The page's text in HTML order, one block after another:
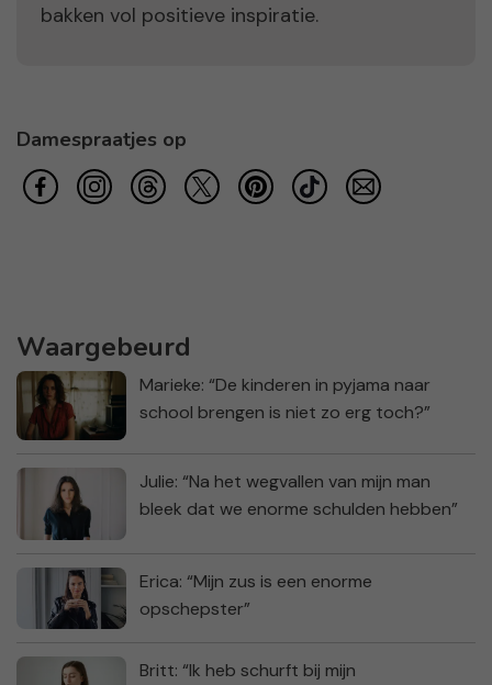
bakken vol positieve inspiratie.
Damespraatjes op
Waargebeurd
Marieke: “De kinderen in pyjama naar
school brengen is niet zo erg toch?”
Julie: “Na het wegvallen van mijn man
bleek dat we enorme schulden hebben”
Erica: “Mijn zus is een enorme
opschepster”
Britt: “Ik heb schurft bij mijn